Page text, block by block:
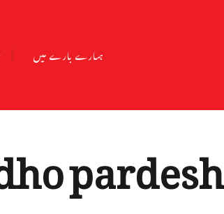
ہمارے بارے میں